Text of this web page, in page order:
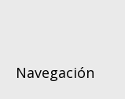
Navegación